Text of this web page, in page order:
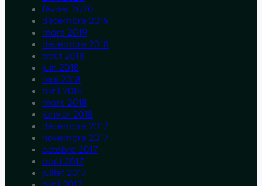
février 2020
décembre 2019
mars 2019
décembre 2018
août 2018
juin 2018
mai 2018
avril 2018
mars 2018
janvier 2018
décembre 2017
novembre 2017
octobre 2017
août 2017
juillet 2017